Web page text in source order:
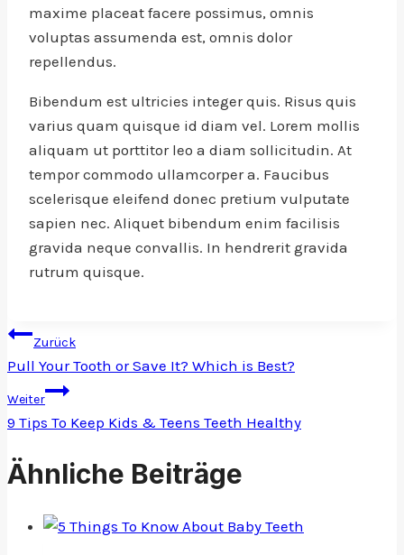
maxime placeat facere possimus, omnis
voluptas assumenda est, omnis dolor
repellendus.
Bibendum est ultricies integer quis. Risus quis
varius quam quisque id diam vel. Lorem mollis
aliquam ut porttitor leo a diam sollicitudin. At
tempor commodo ullamcorper a. Faucibus
scelerisque eleifend donec pretium vulputate
sapien nec. Aliquet bibendum enim facilisis
gravida neque convallis. In hendrerit gravida
rutrum quisque.
Beitragsnavigation
Zurück
Pull Your Tooth or Save It? Which is Best?
Weiter
9 Tips To Keep Kids & Teens Teeth Healthy
Ähnliche Beiträge